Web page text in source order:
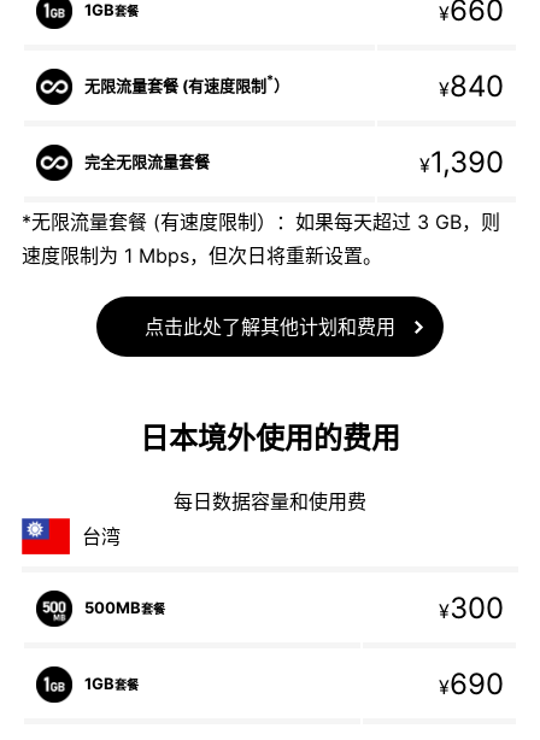
1GB套餐 ¥660
无限流量套餐 (有速度限制*） ¥840
完全无限流量套餐 ¥1,390
*无限流量套餐 (有速度限制）：如果每天超过 3 GB，则
速度限制为 1 Mbps，但次日将重新设置。
点击此处了解其他计划和费用
日本境外使用的费用
每日数据容量和使用费
台湾
500MB套餐 ¥300
1GB套餐 ¥690